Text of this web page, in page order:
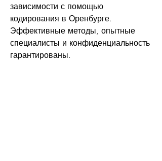
зависимости с помощью
кодирования в Оренбурге.
Эффективные методы, опытные
специалисты и конфиденциальность
гарантированы.